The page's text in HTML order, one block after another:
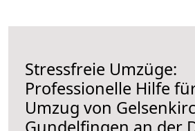
Stressfreie Umzüge:
Professionelle Hilfe
Umzug von